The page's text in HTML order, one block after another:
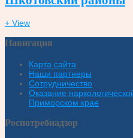
+ View
Навигация
Карта сайта
Наши партнеры
Сотрудничество
Оказание
Приморском крае
Роспотребнадзор